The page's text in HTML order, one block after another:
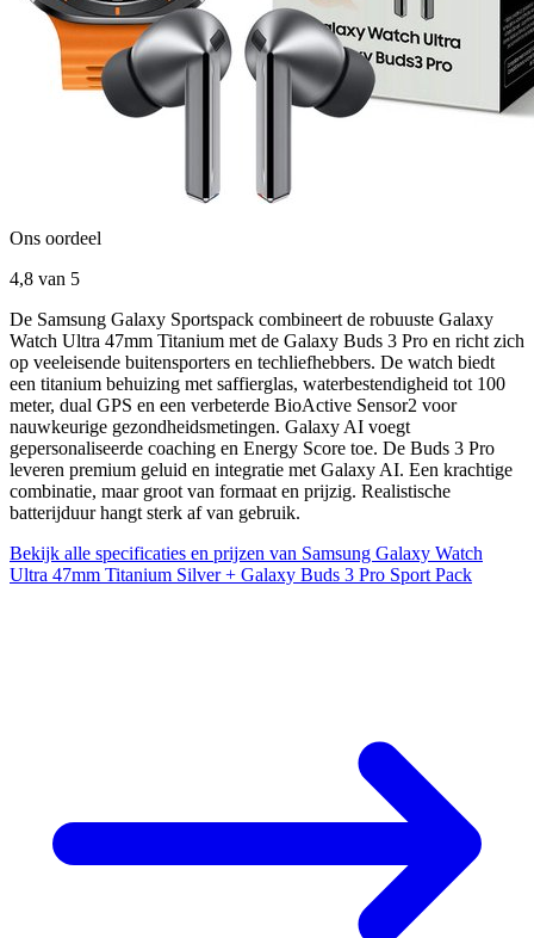
Ons oordeel
4,8 van 5
De Samsung Galaxy Sportspack combineert de robuuste Galaxy
Watch Ultra 47mm Titanium met de Galaxy Buds 3 Pro en richt zich
op veeleisende buitensporters en techliefhebbers. De watch biedt
een titanium behuizing met saffierglas, waterbestendigheid tot 100
meter, dual GPS en een verbeterde BioActive Sensor2 voor
nauwkeurige gezondheidsmetingen. Galaxy AI voegt
gepersonaliseerde coaching en Energy Score toe. De Buds 3 Pro
leveren premium geluid en integratie met Galaxy AI. Een krachtige
combinatie, maar groot van formaat en prijzig. Realistische
batterijduur hangt sterk af van gebruik.
Bekijk alle specificaties en prijzen van Samsung Galaxy Watch
Ultra 47mm Titanium Silver + Galaxy Buds 3 Pro Sport Pack